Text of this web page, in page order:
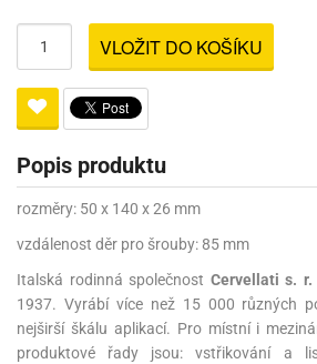
VLOŽIT DO KOŠÍKU
Popis produktu
rozměry: 50 x 140 x 26 mm
vzdálenost děr pro šrouby: 85 mm
Italská rodinná společnost Cervellati s. r.
1937. Vyrábí více než 15 000 různých
nejširší škálu aplikací. Pro místní i
produktové řady jsou: vstřikování a